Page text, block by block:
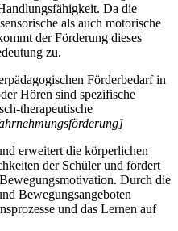
Da die
als auch motorische
der Förderung dieses
zu.
Förderbedarf in
Hören sind spezifische
therapeutische
erweitert die körperlichen
der Schüler und fördert
Durch die
Bewegungsangeboten
und das Lernen auf